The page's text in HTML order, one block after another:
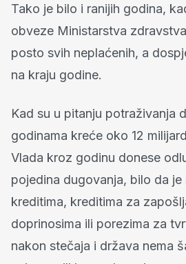
Tako je bilo i ranijih godina,
obveze Ministarstva
posto svih neplaćenih, a
na kraju godine.
Kad su u pitanju potraživanja
godinama kreće oko 12
Vlada kroz godinu donese
pojedina dugovanja, bilo da
kreditima, kreditima za
doprinosima ili porezima za
nakon stečaja i država nema